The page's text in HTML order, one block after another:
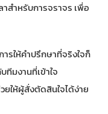
าสำหรับการจราจร เพื่อ
รให้คำปรึกษาที่จริงใจก็
มงานที่เข้าใจ
ยให้ผู้สั่งตัดสินใจได้ง่าย